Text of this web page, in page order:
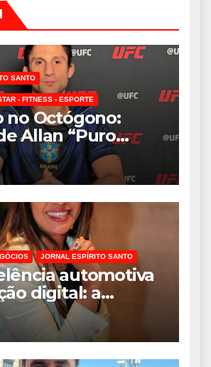
SANTO
- FITNESS - ESPORTE
no Octógono:
Allan “Puro
de destaque no
34 anos
JORNAL ESPÍRITO SANTO
automotiva
digital: a
internacional da
Adriene Silva